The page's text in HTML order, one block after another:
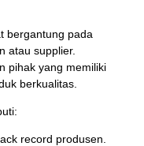
bergantung pada
atau supplier.
pihak yang memiliki
berkualitas.
record produsen.